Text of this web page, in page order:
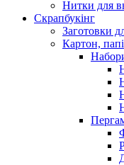
Нитки для
Скрапбукінг
Заготовки
Картон,